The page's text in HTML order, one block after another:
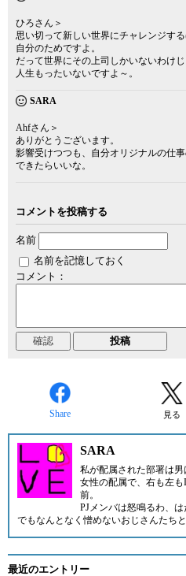
ひろさん＞
思い切って新しい世界にチャレンジす
自分のためですよ。
だって世界にその上司しかいないわけじ
人生もったいないですよ～。
SARA
Ahfさん＞
ありがとうございます。
影響受けつつも、自分オリジナルの仕
できたらいいな。
コメントを投稿する
名前
名前を記憶しておく
コメント：
Share 見る
SARA
私が配属された部署は
女性の配属で、右も左
前。
PJメンバは怒鳴るわ、は
でもなんとなく憎めないおじさんたち
最近のエントリー